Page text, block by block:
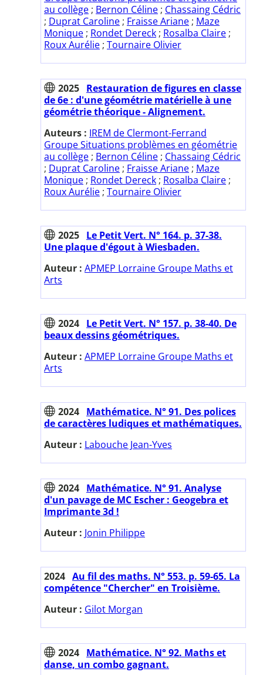
au collège ; Bernon Céline ; Chassaing Cédric
; Duprat Caroline ; Fraisse Ariane ; Maze
Monique ; Rondet Dereck ; Rosalba Claire ;
Roux Aurélie ; Tournaire Olivier
2025 Restauration de figures en classe
de 6e : d'une géométrie matérielle à une
géométrie théorique - Alignement.
Auteurs : IREM de Clermont-Ferrand
Groupe Situations problèmes en géométrie
au collège ; Bernon Céline ; Chassaing Cédric
; Duprat Caroline ; Fraisse Ariane ; Maze
Monique ; Rondet Dereck ; Rosalba Claire ;
Roux Aurélie ; Tournaire Olivier
2025 Le Petit Vert. N° 164. p. 37-38.
Une plaque d'égout à Wiesbaden.
Auteur : APMEP Lorraine Groupe Maths et
Arts
2024 Le Petit Vert. N° 157. p. 38-40. De
beaux dessins géométriques.
Auteur : APMEP Lorraine Groupe Maths et
Arts
2024 Mathématice. N° 91. Des polices
de caractères ludiques et mathématiques.
Auteur : Labouche Jean-Yves
2024 Mathématice. N° 91. Analyse
d'un pavage de MC Escher : Geogebra et
Imprimante 3d !
Auteur : Jonin Philippe
2024 Au fil des maths. N° 553. p. 59-65. La
compétence "Chercher" en Troisième.
Auteur : Gilot Morgan
2024 Mathématice. N° 92. Maths et
danse, un combo gagnant.